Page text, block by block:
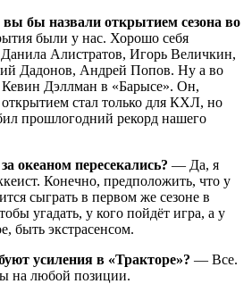
бы назвали открытием сезона во
были у нас. Хорошо себя
Алистратов, Игорь Величкин,
Дадонов, Андрей Попов. Ну а во
Дэллман в «Барысе». Он,
стал только для КХЛ, но
прошлогодний рекорд нашего
океаном пересекались? — Да, я
Конечно, предположить, что у
сыграть в первом же сезоне в
угадать, у кого пойдёт игра, а у
быть экстрасенсом.
усиления в «Тракторе»? — Все.
на любой позиции.